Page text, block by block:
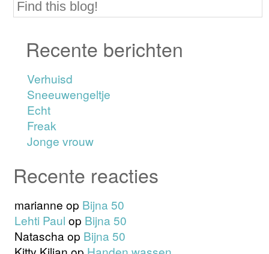
Recente berichten
Verhuisd
Sneeuwengeltje
Echt
Freak
Jonge vrouw
Recente reacties
marianne op Bijna 50
Lehti Paul op Bijna 50
Nataschaop Bijna 50